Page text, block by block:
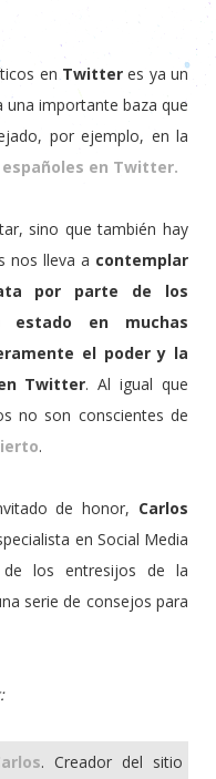
enTwitter es ya un
una importante baza que
por ejemplo, en la
en Twitter.
sino que también hay
nos lleva a contemplar
por parte de los
estado en muchas
el poder y la
Twitter. Al igual que
no son conscientes de
.
de honor, Carlos
en Social Media
los entresijos de la
serie de consejos para
. Creador del sitio